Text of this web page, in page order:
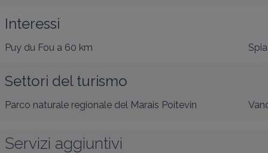
Interessi
Puy du Fou a 60 km
Settori del turismo
Parco naturale regionale del Marais Poitevin
Servizi aggiuntivi